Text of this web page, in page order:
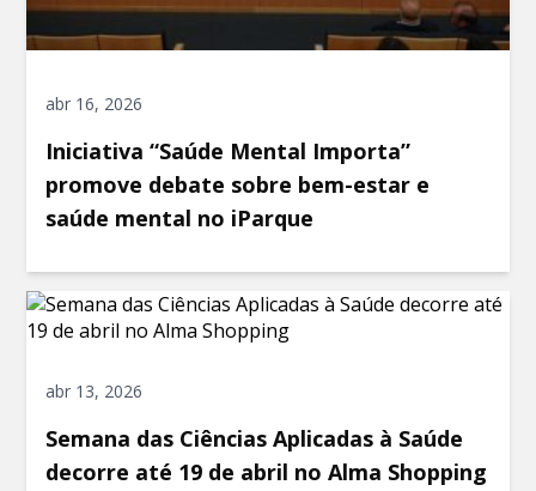
abr 16, 2026
Iniciativa “Saúde Mental Importa”
promove debate sobre bem-estar e
saúde mental no iParque
abr 13, 2026
Semana das Ciências Aplicadas à Saúde
decorre até 19 de abril no Alma Shopping